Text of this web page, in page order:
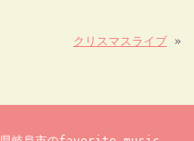
クリスマスライブ »